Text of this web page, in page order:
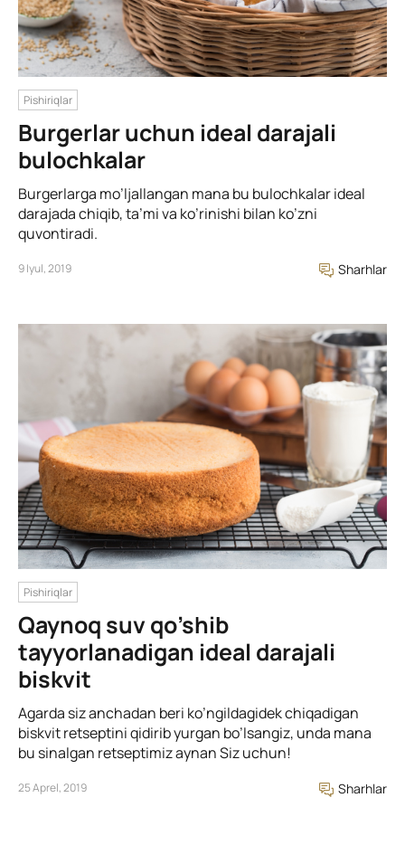
Pishiriqlar
Burgerlar uchun ideal darajali
bulochkalar
Burgerlarga mo’ljallangan mana bu bulochkalar ideal
darajada chiqib, ta’mi va ko’rinishi bilan ko’zni
quvontiradi.
9 Iyul, 2019 Sharhlar
Pishiriqlar
Qaynoq suv qo’shib
tayyorlanadigan ideal darajali
biskvit
Agarda siz anchadan beri ko’ngildagidek chiqadigan
biskvit retseptini qidirib yurgan bo’lsangiz, unda mana
bu sinalgan retseptimiz aynan Siz uchun!
25 Aprel, 2019 Sharhlar